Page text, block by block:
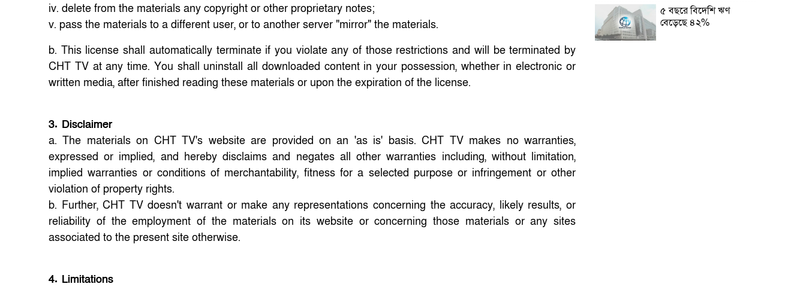
iv. delete from the materials any copyright or other proprietary notes;
v. pass the materials to a different user, or to another server "mirror" the materials.
b. This license shall automatically terminate if you violate any of those restrictions and will be terminated by
CHT TV at any time. You shall uninstall all downloaded content in your possession, whether in electronic or
written media, after finished reading these materials or upon the expiration of the license.
3. Disclaimer
a. The materials on CHT TV's website are provided on an 'as is' basis. CHT TV makes no warranties,
expressed or implied, and hereby disclaims and negates all other warranties including, without limitation,
implied warranties or conditions of merchantability, fitness for a selected purpose or infringement or other
violation of property rights.
b. Further, CHT TV doesn't warrant or make any representations concerning the accuracy, likely results, or
reliability of the employment of the materials on its website or concerning those materials or any sites
associated to the present site otherwise.
4. Limitations
৫ বছরে বিদেশি ঋণ
বেড়েছে ৪২%